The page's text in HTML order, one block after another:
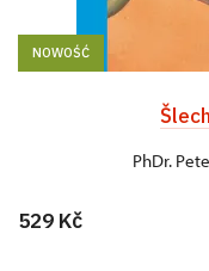
NOWOŚĆ
PhDr.
529 Kč